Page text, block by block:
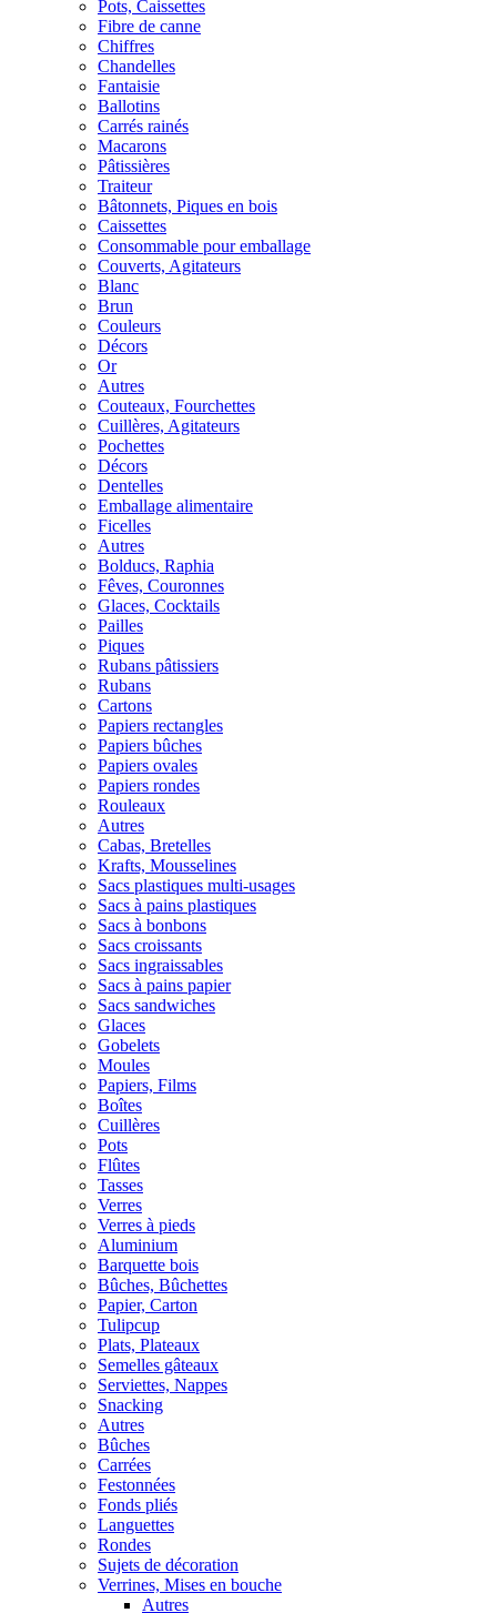
Pots, Caissettes
Fibre de canne
Chiffres
Chandelles
Fantaisie
Ballotins
Carrés rainés
Macarons
Pâtissières
Traiteur
Bâtonnets, Piques en bois
Caissettes
Consommable pour emballage
Couverts, Agitateurs
Blanc
Brun
Couleurs
Décors
Or
Autres
Couteaux, Fourchettes
Cuillères, Agitateurs
Pochettes
Décors
Dentelles
Emballage alimentaire
Ficelles
Autres
Bolducs, Raphia
Fêves, Couronnes
Glaces, Cocktails
Pailles
Piques
Rubans pâtissiers
Rubans
Cartons
Papiers rectangles
Papiers bûches
Papiers ovales
Papiers rondes
Rouleaux
Autres
Cabas, Bretelles
Krafts, Mousselines
Sacs plastiques multi-usages
Sacs à pains plastiques
Sacs à bonbons
Sacs croissants
Sacs ingraissables
Sacs à pains papier
Sacs sandwiches
Glaces
Gobelets
Moules
Papiers, Films
Boîtes
Cuillères
Pots
Flûtes
Tasses
Verres
Verres à pieds
Aluminium
Barquette bois
Bûches, Bûchettes
Papier, Carton
Tulipcup
Plats, Plateaux
Semelles gâteaux
Serviettes, Nappes
Snacking
Autres
Bûches
Carrées
Festonnées
Fonds pliés
Languettes
Rondes
Sujets de décoration
Verrines, Mises en bouche
Autres